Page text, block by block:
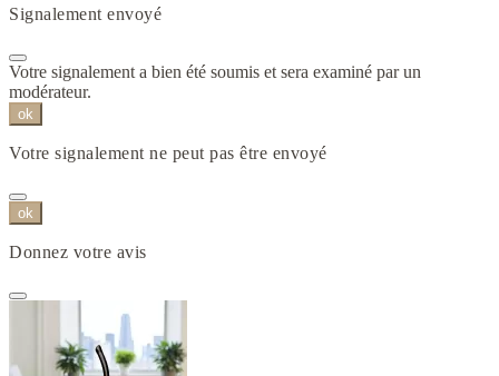
Signalement envoyé
Votre signalement a bien été soumis et sera examiné par un
modérateur.
ok
Votre signalement ne peut pas être envoyé
ok
Donnez votre avis